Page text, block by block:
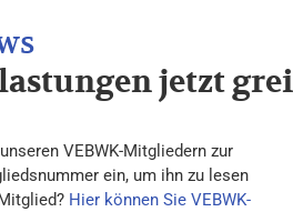
jetzt
VEBWK-Mitgliedern zur
ein, um ihn zu lesen
Hier können Sie VEBWK-